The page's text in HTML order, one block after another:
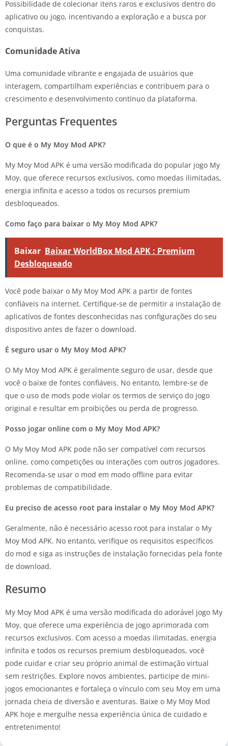
Possibilidade de colecionar itens raros e exclusivos dentro do
aplicativo ou jogo, incentivando a exploração e a busca por
conquistas.
Comunidade Ativa
Uma comunidade vibrante e engajada de usuários que
interagem, compartilham experiências e contribuem para o
crescimento e desenvolvimento contínuo da plataforma.
Perguntas Frequentes
O que é o My Moy Mod APK?
My Moy Mod APK é uma versão modificada do popular jogo My
Moy, que oferece recursos exclusivos, como moedas ilimitadas,
energia infinita e acesso a todos os recursos premium
desbloqueados.
Como faço para baixar o My Moy Mod APK?
Baixar Baixar WorldBox Mod APK : Premium
Desbloqueado
Você pode baixar o My Moy Mod APK a partir de fontes
confiáveis na internet. Certifique-se de permitir a instalação de
aplicativos de fontes desconhecidas nas configurações do seu
dispositivo antes de fazer o download.
É seguro usar o My Moy Mod APK?
O My Moy Mod APK é geralmente seguro de usar, desde que
você o baixe de fontes confiáveis. No entanto, lembre-se de
que o uso de mods pode violar os termos de serviço do jogo
original e resultar em proibições ou perda de progresso.
Posso jogar online com o My Moy Mod APK?
O My Moy Mod APK pode não ser compatível com recursos
online, como competições ou interações com outros jogadores.
Recomenda-se usar o mod em modo offline para evitar
problemas de compatibilidade.
Eu preciso de acesso root para instalar o My Moy Mod APK?
Geralmente, não é necessário acesso root para instalar o My
Moy Mod APK. No entanto, verifique os requisitos específicos
do mod e siga as instruções de instalação fornecidas pela fonte
de download.
Resumo
My Moy Mod APK é uma versão modificada do adorável jogo My
Moy, que oferece uma experiência de jogo aprimorada com
recursos exclusivos. Com acesso a moedas ilimitadas, energia
infinita e todos os recursos premium desbloqueados, você
pode cuidar e criar seu próprio animal de estimação virtual
sem restrições. Explore novos ambientes, participe de mini-
jogos emocionantes e fortaleça o vínculo com seu Moy em uma
jornada cheia de diversão e aventuras. Baixe o My Moy Mod
APK hoje e mergulhe nessa experiência única de cuidado e
entretenimento!